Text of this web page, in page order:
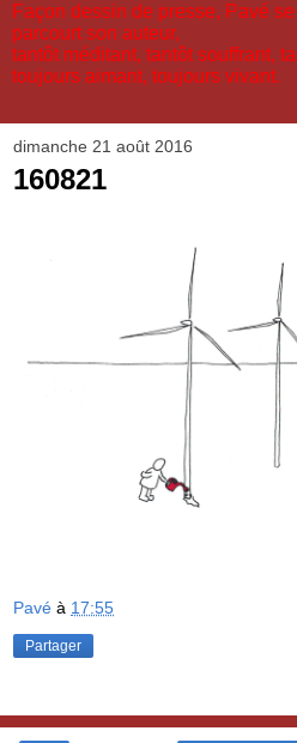
Façon dessin de presse, Pavé
parcourt son auteur,
tantôt méditant, tantôt souffrant,
toujours aimant, toujours vivant.
dimanche 21 août 2016
160821
Pavé à 17:55
Partager